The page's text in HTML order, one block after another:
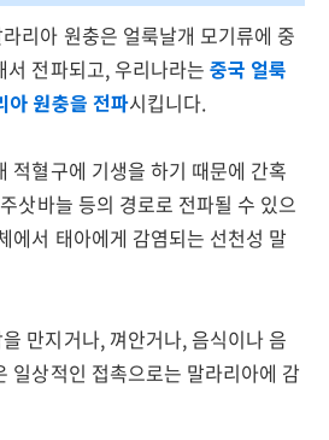
리아 원충은 얼룩날개 모기류에 중
전파되고, 우리나라는 중국 얼룩
아 원충을 전파시킵니다.
적혈구에 기생을 하기 때문에 간혹
삿바늘 등의 경로로 전파될 수 있으
에서 태아에게 감염되는 선천성 말
만지거나, 껴안거나, 음식이나 음
일상적인 접촉으로는 말라리아에 감